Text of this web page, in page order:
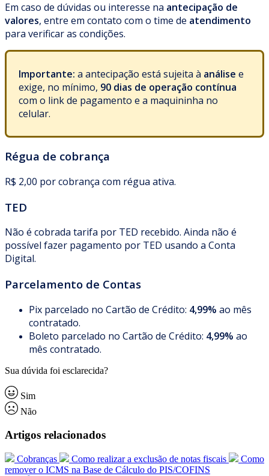
Em caso de dúvidas ou interesse na antecipação de
valores, entre em contato com o time de atendimento
para verificar as condições.
Importante: a antecipação está sujeita à análise e
exige, no mínimo, 90 dias de operação contínua
com o link de pagamento e a maquininha no
celular.
Régua de cobrança
R$ 2,00 por cobrança com régua ativa.
TED
Não é cobrada tarifa por TED recebido. Ainda não é
possível fazer pagamento por TED usando a Conta
Digital.
Parcelamento de Contas
Pix parcelado no Cartão de Crédito: 4,99% ao mês
contratado.
Boleto parcelado no Cartão de Crédito: 4,99% ao
mês contratado.
Sua dúvida foi esclarecida?
Sim
Não
Artigos relacionados
Cobranças Como realizar a exclusão de notas fiscais
Como
remover o ICMS na Base de Cálculo do PIS/COFINS